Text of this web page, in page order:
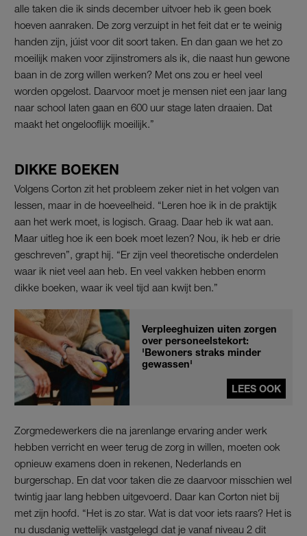
alle taken die ik sinds december uitvoer heb ik geen boek
hoeven aanraken. De zorg verzuipt in het feit dat er te weinig
handen zijn, júist voor dit soort taken. En dan gaan we het zo
moeilijk maken voor zijinstromers als ik, die naast hun gewone
baan in de zorg willen werken? Met ons zou er heel veel
worden opgelost. Daarvoor moet je mensen niet een jaar lang
naar school laten gaan en 600 uur stage laten draaien. Dat
maakt het ongelooflijk moeilijk.”
DIKKE BOEKEN
Volgens Corton zit het probleem zeker niet in het volgen van
lessen, maar in de hoeveelheid. “Leren hoe ik in de praktijk
aan het werk moet, is logisch. Graag. Daar heb ik wat aan.
Maar uitleg hoe ik een boek moet lezen? Nou, ik heb er drie
geschreven”, grapt hij. “Er zijn veel theoretische onderdelen
waar ik niet veel aan heb. En veel vakken hebben enorm
dikke boeken, waar ik veel tijd aan kwijt ben.”
Verpleeghuizen uiten zorgen
over personeelstekort:
'Bewoners straks minder
gewassen'
LEES OOK
Zorgmedewerkers die na jarenlange ervaring ander werk
hebben verricht en weer terug de zorg in willen, moeten ook
opnieuw examens doen in rekenen, Nederlands en
burgerschap. En dat voor taken die ze daarvoor misschien wel
twintig jaar lang hebben uitgevoerd. Daar kan Corton niet bij
met zijn hoofd. “Het is zo star. Wat is dat voor iets raars? Het is
nu dusdanig wettelijk vastgelegd dat je vanaf niveau 2 dit